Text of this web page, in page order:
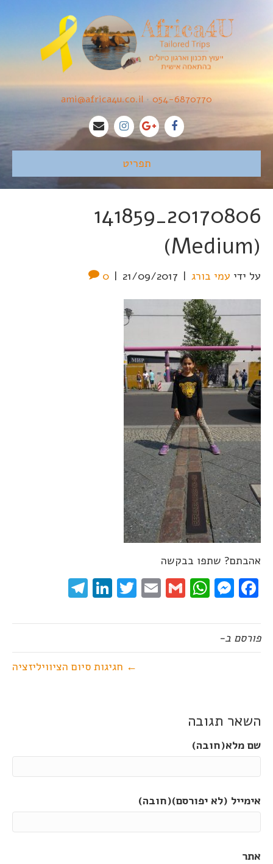
054-6870770
•
ami@africa4u.co.il
תפריט
20170806_141859
(Medium)
על ידי עמי בורג |
21/09/2017
|
0
אהבתם? שתפו בבקשה
Facebook
Messenger
WhatsApp
Gmail
Email
Twitter
LinkedIn
פורסם ב-
← חגיגות סיום הציוויליזציה
השאר תגובה
שם מלא(חובה)
אימייל (לא יפורסם)(חובה)
אתר